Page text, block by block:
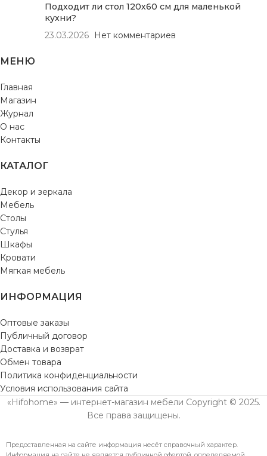
Подходит ли стол 120х60 см для маленькой
кухни?
23.03.2026
Нет комментариев
МЕНЮ
Главная
Магазин
Журнал
О нас
Контакты
КАТАЛОГ
Декор и зеркала
Мебель
Столы
Стулья
Шкафы
Кровати
Мягкая мебель
ИНФОРМАЦИЯ
Оптовые заказы
Публичный договор
Доставка и возврат
Обмен товара
Политика конфиденциальности
Условия использования сайта
«Hifohome» — интернет-магазин мебели Copyright © 2025.
Все права защищены.
Предоставленная на сайте информация несёт справочный характер.